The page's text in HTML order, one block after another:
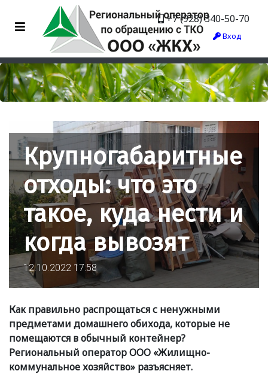
+7 (928) 340-50-70
Вход
Крупногабаритные
отходы: что это
такое, куда нести и
когда вывозят
12.10.2022 17:58
Как правильно распрощаться с ненужными
предметами домашнего обихода, которые не
помещаются в обычный контейнер?
Региональный оператор ООО «Жилищно-
коммунальное хозяйство» разъясняет.